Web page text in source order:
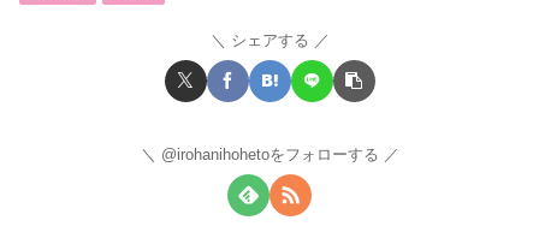
シェアする
@irohanihohetoをフォローする